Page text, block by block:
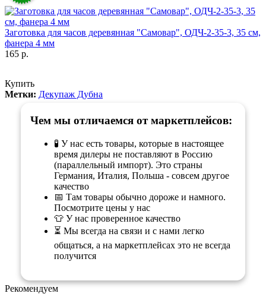
Заготовка для часов деревянная "Самовар", ОДЧ-2-35-3, 35 см,
фанера 4 мм
165 р.
Купить
Метки: Декупаж Дубна
Чем мы отличаемся от маркетплейсов:
🧪 У нас есть товары, которые в настоящее
время дилеры не поставляют в Россию
(параллельный импорт). Это страны
Германия, Италия, Польша - совсем другое
качество
📅 Там товары обычно дороже и намного.
Посмотрите цены у нас
👕 У нас проверенное качество
⏳ Мы всегда на связи и с нами легко
общаться, а на маркетплейсах это не всегда
получится
Рекомендуем